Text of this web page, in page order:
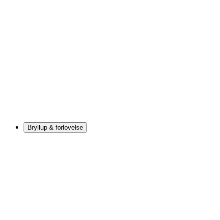
Bryllup & forlovelse